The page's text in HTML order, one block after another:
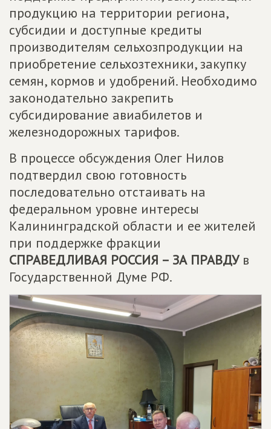
продукцию на территории региона,
субсидии и доступные кредиты
производителям сельхозпродукции на
приобретение сельхозтехники, закупку
семян, кормов и удобрений. Необходимо
законодательно закрепить
субсидирование авиабилетов и
железнодорожных тарифов.
В процессе обсуждения Олег Нилов
подтвердил свою готовность
последовательно отстаивать на
федеральном уровне интересы
Калининградской области и ее жителей
при поддержке фракции
СПРАВЕДЛИВАЯ РОССИЯ – ЗА ПРАВДУв
Государственной Думе РФ.